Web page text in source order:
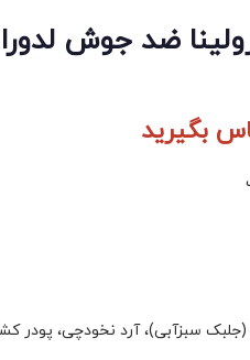
بگیرید
(جلبک سبزآبی)، آرد نخودچی، پودر